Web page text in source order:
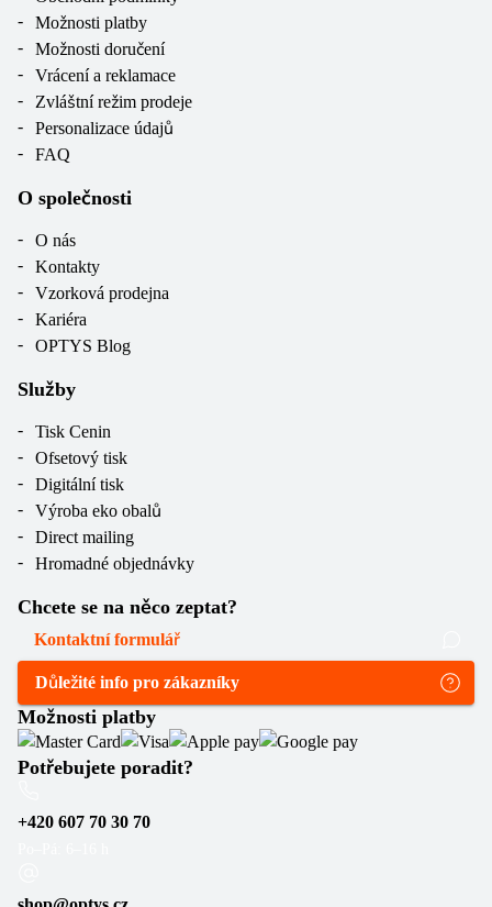
Možnosti platby
Možnosti doručení
Vrácení a reklamace
Zvláštní režim prodeje
Personalizace údajů
FAQ
O společnosti
O nás
Kontakty
Vzorková prodejna
Kariéra
OPTYS Blog
Služby
Tisk Cenin
Ofsetový tisk
Digitální tisk
Výroba eko obalů
Direct mailing
Hromadné objednávky
Chcete se na něco zeptat?
Kontaktní formulář
Důležité info pro zákazníky
Možnosti platby
Potřebujete poradit?
+420 607 70 30 70